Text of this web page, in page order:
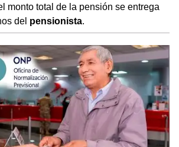
monto total de la pensión se entrega
del pensionista.